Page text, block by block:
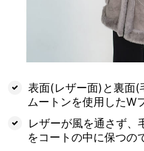
表面(レザー面)と裏面(
ムートンを使用したW
レザーが風を通さず、
をコートの中に保つの